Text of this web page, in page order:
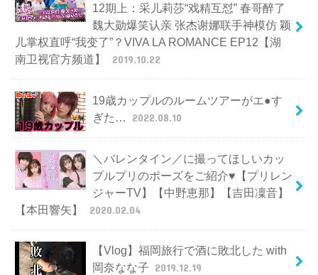
12期上：采儿莉莎“戏精互怼” 春哥醉了
魏大勋爆笑认亲 张杰谢娜联手神模仿 颖
儿掌权直呼“我变了”？VIVA LA ROMANCE EP12【湖
南卫视官方频道】
2019.10.22
19歳カップルのルームツアーがエ●す
ぎた…
2022.08.10
＼バレンタイン／に撮ってほしいカッ
プルプリのポーズをご紹介♥【プリレン
ジャーTV】【中野恵那】【吉田凜音】
【本田響矢】
2020.02.04
【Vlog】福岡旅行で酒に敗北した with
岡奈なな子 2019.12.19